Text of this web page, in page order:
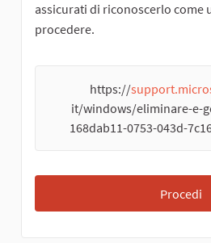
assicurati di riconoscerlo come
procedere.
https://
it/windows/eliminare-e-
168dab11-0753-043d-
Procedi